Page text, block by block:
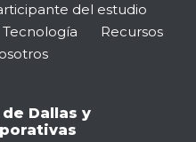
del estudio
Tecnología
Recursos
Dallas y